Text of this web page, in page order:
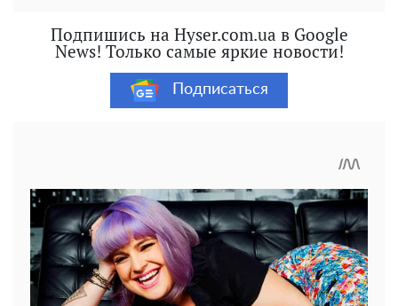
Подпишись на Hyser.com.ua в Google
News! Только самые яркие новости!
Подписаться